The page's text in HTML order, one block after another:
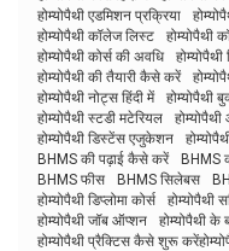
होम्योपैथी एडमिशन प्रक्रिया
होम्योपैथी कॉलेज लिस्ट
होम्योपैथी
होम्योपैथी कोर्स की अवधि
होम्योपैथी की तैयारी कैसे करें
होम्योपैथी नोट्स हिंदी में
होम्योपैथी
होम्योपैथी स्टडी मटेरियल
होम्योपैथी डिस्टेंस एजुकेशन
BHMS की पढ़ाई कैसे करें
BHMS
BHMS फीस
BHMS सिलेबस
होम्योपैथी डिप्लोमा कोर्स
होम्योपैथी
होम्योपैथी जॉब ऑप्शन
होम्योपैथी के
होम्योपैथी प्रैक्टिस कैसे शुरू